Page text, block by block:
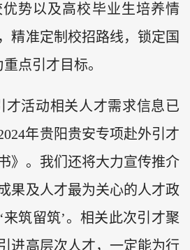
势以及高校毕业生培养情
精准定制校招路线，锁定国
点引才目标。
才活动相关人才需求信息已
年贵阳贵安专项赴外引才
》。我们还将大力宣传推介
果及人才最为关心的人才政
筑留筑’。相关此次引才聚
进高层次人才，一定能为行